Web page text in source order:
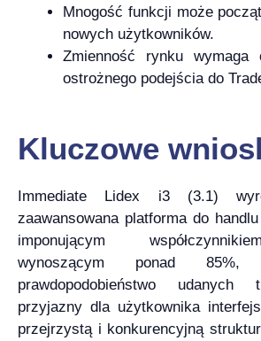
Mnogość funkcji może
nowych użytkowników.
Zmienność rynku wymaga
ostrożnego podejścia do
Kluczowe
Immediate Lidex i3 (3.1)
zaawansowana platforma do
imponującym
wynoszącym ponad
prawdopodobieństwo udanych
przyjazny dla użytkownika
przejrzystą i konkurencyjną